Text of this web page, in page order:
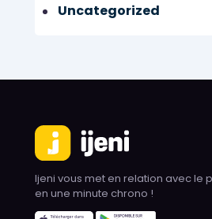
Uncategorized
Ijeni vous met en relation avec le
en une minute chrono !